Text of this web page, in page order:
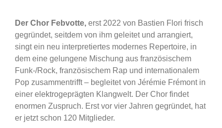
Der Chor Febvotte, erst 2022 von Bastien Flori frisch
gegründet, seitdem von ihm geleitet und arrangiert,
singt ein neu interpretiertes modernes Repertoire, in
dem eine gelungene Mischung aus französischem
Funk-/Rock, französischem Rap und internationalem
Pop zusammentrifft – begleitet von Jérémie Frémont in
einer elektrogeprägten Klangwelt. Der Chor findet
enormen Zuspruch. Erst vor vier Jahren gegründet, hat
er jetzt schon 120 Mitglieder.